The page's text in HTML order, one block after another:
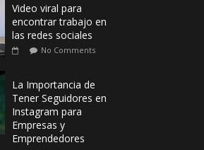
Video viral para
encontrar trabajo en
las redes sociales
No Comments
La Importancia de
Tener Seguidores en
Instagram para
Empresas y
Emprendedores